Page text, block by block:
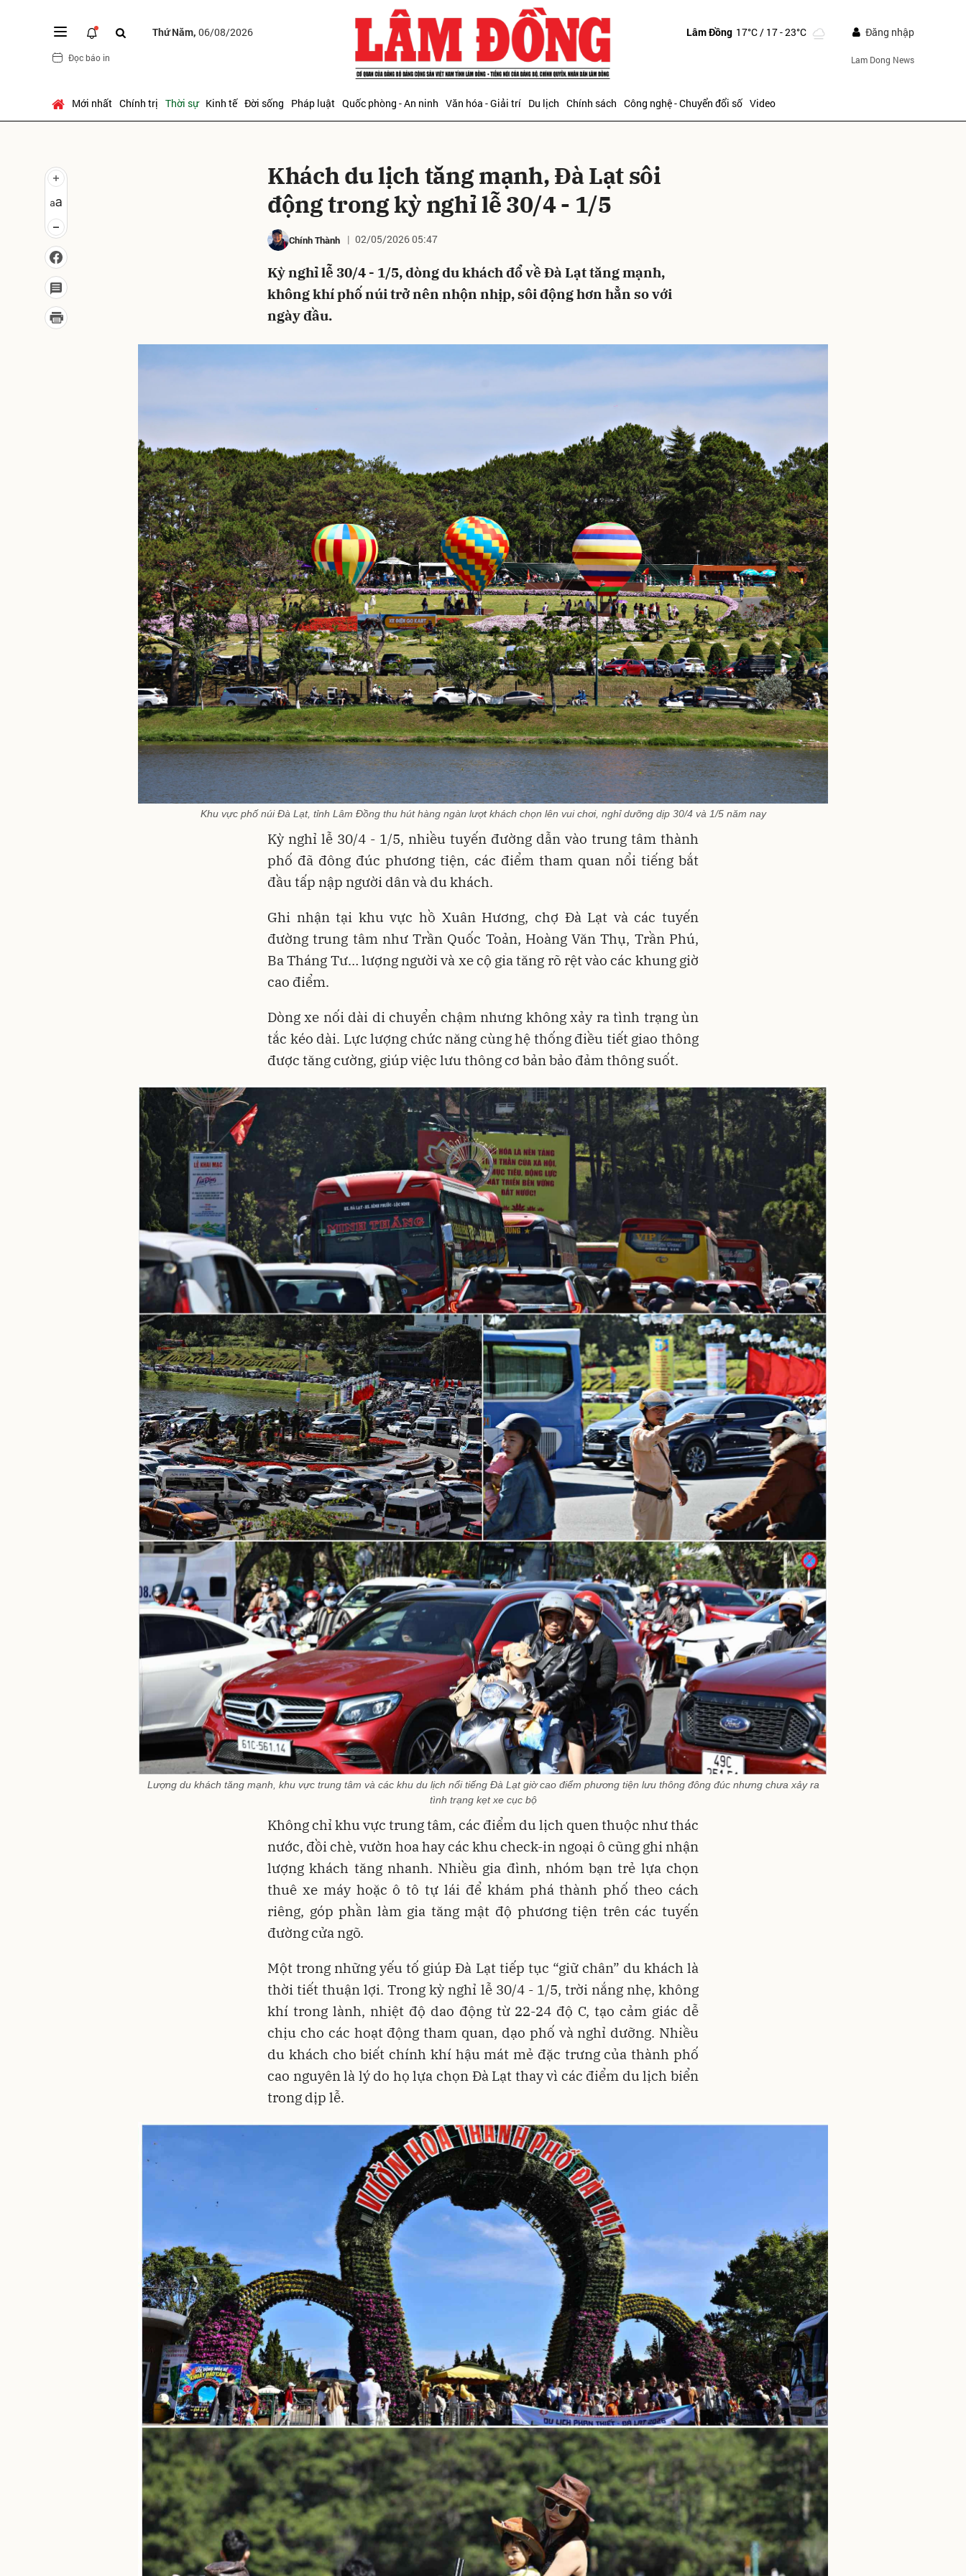
Thứ Năm, 06/08/2026
Đọc báo in
Lâm Đồng 17°C/ 17 - 23°C Đăng nhập
Lam Dong News
Mới nhất Chính trị Thời sự Kinh tế Đời sống Pháp luật Quốc phòng - An ninh Văn hóa - Giải trí Du lịch Chính sách Công nghệ - Chuyển đổi số Video
Khách du lịch tăng mạnh, Đà Lạt sôi
động trong kỳ nghỉ lễ 30/4 - 1/5
Chính Thành 02/05/2026 05:47
Kỳ nghỉ lễ 30/4 - 1/5, dòng du khách đổ về Đà Lạt tăng mạnh,
không khí phố núi trở nên nhộn nhịp, sôi động hơn hẳn so với
ngày đầu.
Khu vực phố núi Đà Lạt, tỉnh Lâm Đồng thu hút hàng ngàn lượt khách chọn lên vui chơi, nghỉ dưỡng dịp 30/4 và 1/5 năm nay
Kỳ nghỉ lễ 30/4 - 1/5, nhiều tuyến đường dẫn vào trung tâm thành
phố đã đông đúc phương tiện, các điểm tham quan nổi tiếng bắt
đầu tấp nập người dân và du khách.
Ghi nhận tại khu vực hồ Xuân Hương, chợ Đà Lạt và các tuyến
đường trung tâm như Trần Quốc Toản, Hoàng Văn Thụ, Trần Phú,
Ba Tháng Tư… lượng người và xe cộ gia tăng rõ rệt vào các khung giờ
cao điểm.
Dòng xe nối dài di chuyển chậm nhưng không xảy ra tình trạng ùn
tắc kéo dài. Lực lượng chức năng cùng hệ thống điều tiết giao thông
được tăng cường, giúp việc lưu thông cơ bản bảo đảm thông suốt.
Lượng du khách tăng mạnh, khu vực trung tâm và các khu du lịch nổi tiếng Đà Lạt giờ cao điểm phương tiện lưu thông đông đúc nhưng chưa xảy ra
tình trạng kẹt xe cục bộ
Không chỉ khu vực trung tâm, các điểm du lịch quen thuộc như thác
nước, đồi chè, vườn hoa hay các khu check-in ngoại ô cũng ghi nhận
lượng khách tăng nhanh. Nhiều gia đình, nhóm bạn trẻ lựa chọn
thuê xe máy hoặc ô tô tự lái để khám phá thành phố theo cách
riêng, góp phần làm gia tăng mật độ phương tiện trên các tuyến
đường cửa ngõ.
Một trong những yếu tố giúp Đà Lạt tiếp tục “giữ chân” du khách là
thời tiết thuận lợi. Trong kỳ nghỉ lễ 30/4 - 1/5, trời nắng nhẹ, không
khí trong lành, nhiệt độ dao động từ 22-24 độ C, tạo cảm giác dễ
chịu cho các hoạt động tham quan, dạo phố và nghỉ dưỡng. Nhiều
du khách cho biết chính khí hậu mát mẻ đặc trưng của thành phố
cao nguyên là lý do họ lựa chọn Đà Lạt thay vì các điểm du lịch biển
trong dịp lễ.
Gửi bình luận